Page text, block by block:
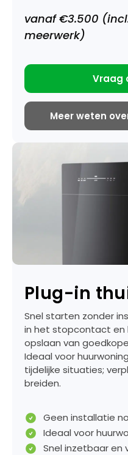
vanaf €3.500
meerwerk)
Vraag
Meer weten
Plug-in
Snel starten zonder
in het stopcontact
opslaan van
Ideaal voor
tijdelijke situaties;
breiden.
Geen installatie
Ideaal voor
Snel inzetbaar en